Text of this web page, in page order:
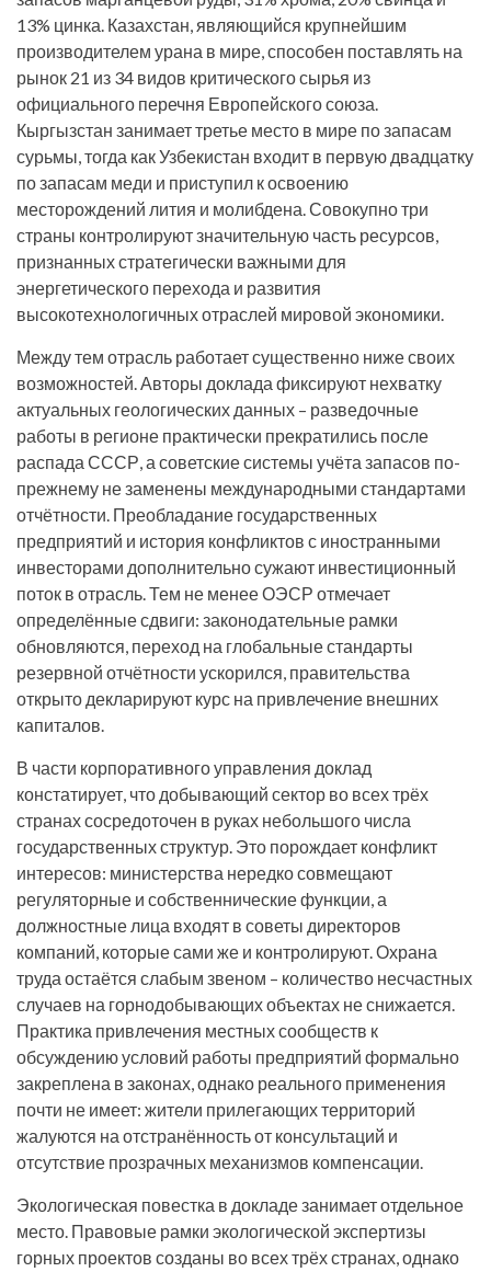
13% цинка. Казахстан, являющийся крупнейшим
производителем урана в мире, способен поставлять на
рынок 21 из 34 видов критического сырья из
официального перечня Европейского союза.
Кыргызстан занимает третье место в мире по запасам
сурьмы, тогда как Узбекистан входит в первую двадцатку
по запасам меди и приступил к освоению
месторождений лития и молибдена. Совокупно три
страны контролируют значительную часть ресурсов,
признанных стратегически важными для
энергетического перехода и развития
высокотехнологичных отраслей мировой экономики.
Между тем отрасль работает существенно ниже своих
возможностей. Авторы доклада фиксируют нехватку
актуальных геологических данных – разведочные
работы в регионе практически прекратились после
распада СССР, а советские системы учёта запасов по-
прежнему не заменены международными стандартами
отчётности. Преобладание государственных
предприятий и история конфликтов с иностранными
инвесторами дополнительно сужают инвестиционный
поток в отрасль. Тем не менее ОЭСР отмечает
определённые сдвиги: законодательные рамки
обновляются, переход на глобальные стандарты
резервной отчётности ускорился, правительства
открыто декларируют курс на привлечение внешних
капиталов.
В части корпоративного управления доклад
констатирует, что добывающий сектор во всех трёх
странах сосредоточен в руках небольшого числа
государственных структур. Это порождает конфликт
интересов: министерства нередко совмещают
регуляторные и собственнические функции, а
должностные лица входят в советы директоров
компаний, которые сами же и контролируют. Охрана
труда остаётся слабым звеном – количество несчастных
случаев на горнодобывающих объектах не снижается.
Практика привлечения местных сообществ к
обсуждению условий работы предприятий формально
закреплена в законах, однако реального применения
почти не имеет: жители прилегающих территорий
жалуются на отстранённость от консультаций и
отсутствие прозрачных механизмов компенсации.
Экологическая повестка в докладе занимает отдельное
место. Правовые рамки экологической экспертизы
горных проектов созданы во всех трёх странах, однако